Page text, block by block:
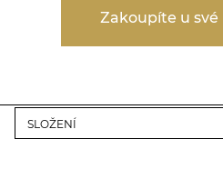
Zakoupíte u
SLOŽENÍ